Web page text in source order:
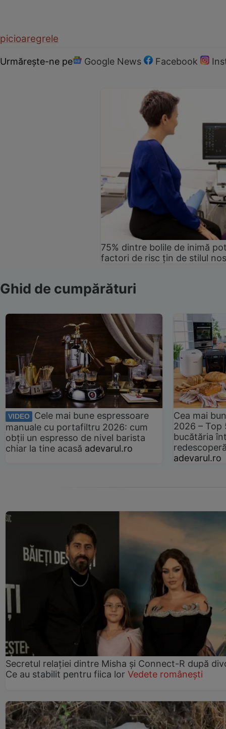
picioaregrele
Urmărește-ne pe Google News Facebook
75% dintre bolile de inimă
factori de risc țin de stilul
Ghid de cumpărături
VIDEO
Cele mai bune espressoare
manuale cu portafiltru 2026: cum
obții un espresso de nivel barista
chiar la tine acasă adevarul.ro
Cea mai
2026 –
bucătăria
adevarul.ro
Secretul relației dintre Misha și Connect-R după
Ce au stabilit pentru fiica lor Vedete românești